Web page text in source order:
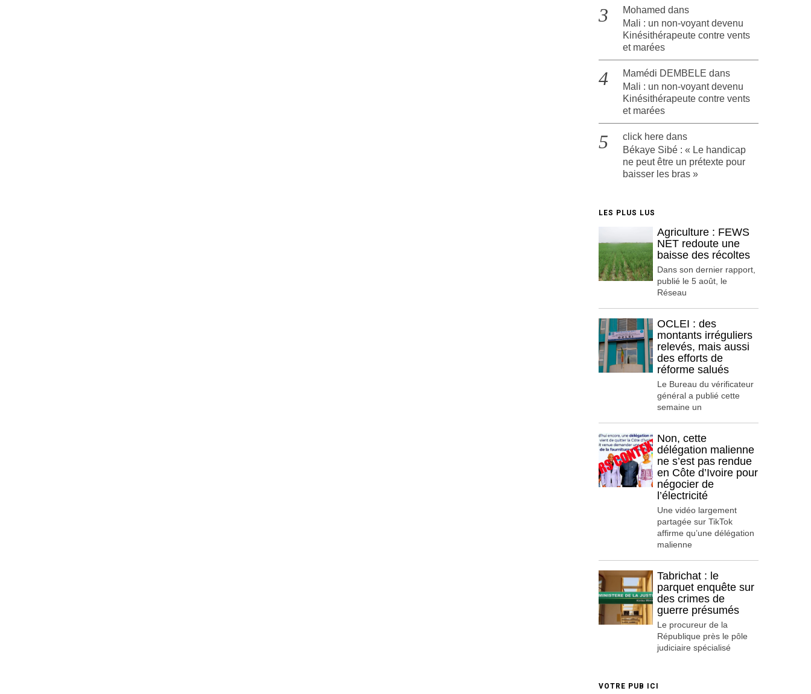
Mohamed dans
Mali : un non-voyant devenu
Kinésithérapeute contre vents
et marées
Mamédi DEMBELE dans
Mali : un non-voyant devenu
Kinésithérapeute contre vents
et marées
click here dans
Békaye Sibé : « Le handicap
ne peut être un prétexte pour
baisser les bras »
LES PLUS LUS
Agriculture : FEWS
NET redoute une
baisse des récoltes
Dans son dernier rapport,
publié le 5 août, le
Réseau
OCLEI : des
montants irréguliers
relevés, mais aussi
des efforts de
réforme salués
Le Bureau du vérificateur
général a publié cette
semaine un
Non, cette
délégation malienne
ne s’est pas rendue
en Côte d’Ivoire pour
négocier de
l’électricité
Une vidéo largement
partagée sur TikTok
affirme qu’une délégation
malienne
Tabrichat : le
parquet enquête sur
des crimes de
guerre présumés
Le procureur de la
République près le pôle
judiciaire spécialisé
VOTRE PUB ICI